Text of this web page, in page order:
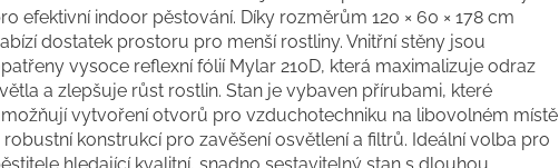
efektivní indoor pěstování. Díky rozměrům 120 × 60 × 178 cm
dostatek prostoru pro menší rostliny. Vnitřní stěny jsou
vysoce reflexní fólií Mylar 210D, která maximalizuje odraz
a zlepšuje růst rostlin. Stan je vybaven přírubami, které
vytvoření otvorů pro vzduchotechniku na libovolném místě
robustní konstrukcí pro zavěšení osvětlení a filtrů. Ideální volba pro